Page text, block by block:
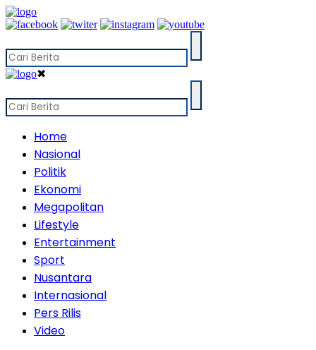
✖
Home
Nasional
Politik
Ekonomi
Megapolitan
Lifestyle
Entertainment
Sport
Nusantara
Internasional
Pers Rilis
Video